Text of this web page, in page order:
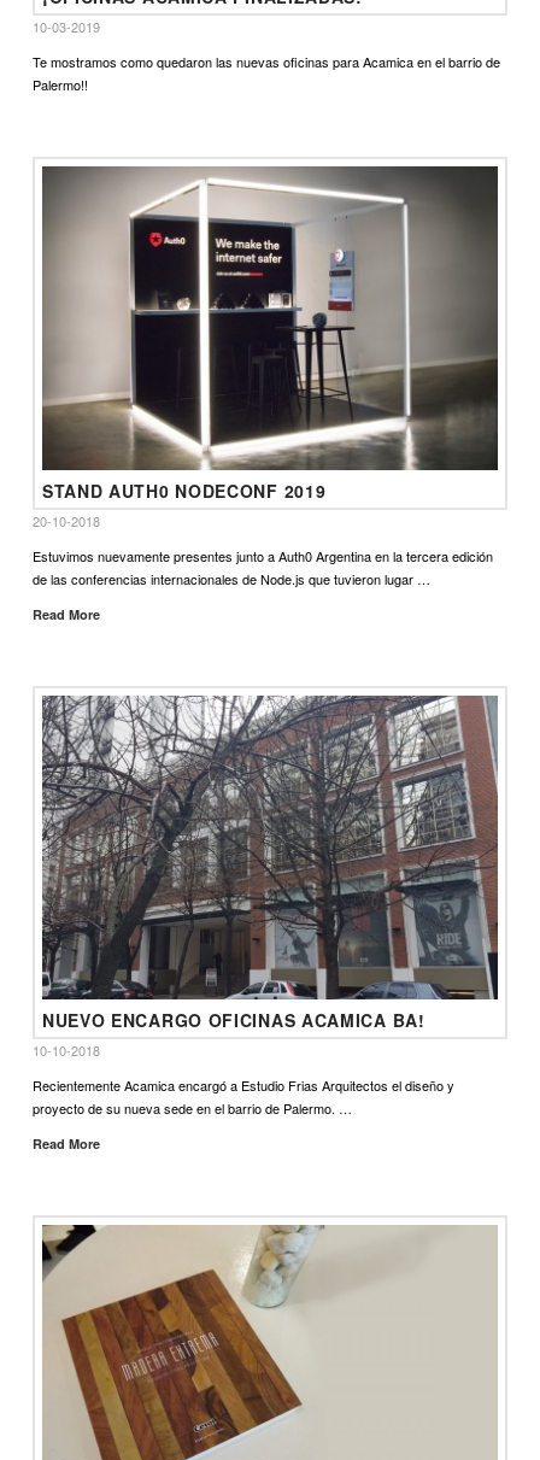
10-03-2019
Te mostramos como quedaron las nuevas oficinas para Acamica en el barrio de
Palermo!!
STAND AUTH0 NODECONF 2019
20-10-2018
Estuvimos nuevamente presentes junto a Auth0 Argentina en la tercera edición
de las conferencias internacionales de Node.js que tuvieron lugar …
Read More
NUEVO ENCARGO OFICINAS ACAMICA BA!
10-10-2018
Recientemente Acamica encargó a Estudio Frias Arquitectos el diseño y
proyecto de su nueva sede en el barrio de Palermo. …
Read More